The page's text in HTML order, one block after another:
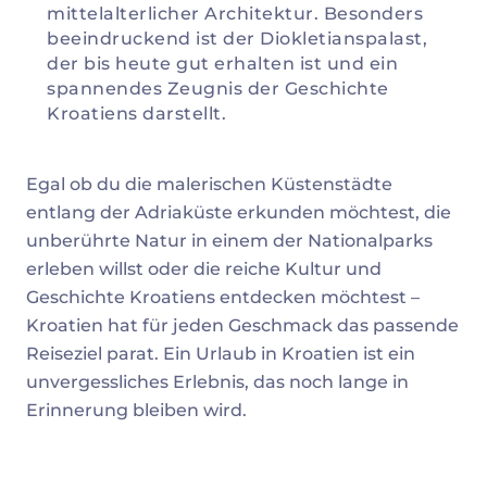
mittelalterlicher Architektur. Besonders
beeindruckend ist der Diokletianspalast,
der bis heute gut erhalten ist und ein
spannendes Zeugnis der Geschichte
Kroatiens darstellt.
Egal ob du die malerischen Küstenstädte
entlang der Adriaküste erkunden möchtest, die
unberührte Natur in einem der Nationalparks
erleben willst oder die reiche Kultur und
Geschichte Kroatiens entdecken möchtest –
Kroatien hat für jeden Geschmack das passende
Reiseziel parat. Ein Urlaub in Kroatien ist ein
unvergessliches Erlebnis, das noch lange in
Erinnerung bleiben wird.